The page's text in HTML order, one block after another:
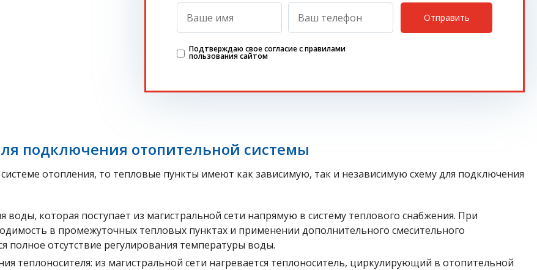
Подтверждаю свое согласие справилами
пользования сайтом
Отправить
подключения отопительной системы
отопления, то тепловые пункты имеют как зависимую, так и независимую схему для подключения
воды, которая поступает из магистральной сети напрямую в систему теплового снабжения. При
в промежуточных тепловых пунктах и применении дополнительного смесительного
полное отсутствие регулирования температуры воды.
теплоносителя: из магистральной сети нагревается теплоноситель, циркулирующий в отопительной